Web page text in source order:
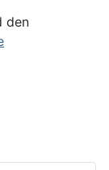
den